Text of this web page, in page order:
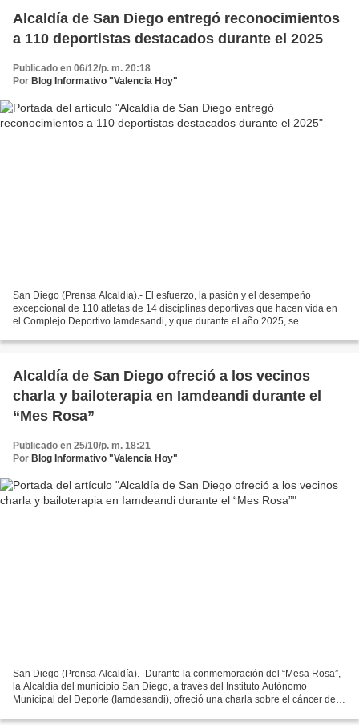
Alcaldía de San Diego entregó reconocimientos
a 110 deportistas destacados durante el 2025
Publicado en 06/12/p. m. 20:18
Por Blog Informativo "Valencia Hoy"
San Diego (Prensa Alcaldía).- El esfuerzo, la pasión y el desempeño
excepcional de 110 atletas de 14 disciplinas deportivas que hacen vida en
el Complejo Deportivo Iamdesandi, y que durante el año 2025, se
Alcaldía de San Diego ofreció a los vecinos
charla y bailoterapia en Iamdeandi durante el
“Mes Rosa”
Publicado en 25/10/p. m. 18:21
Por Blog Informativo "Valencia Hoy"
San Diego (Prensa Alcaldía).- Durante la conmemoración del “Mesa Rosa”,
la Alcaldía del municipio San Diego, a través del Instituto Autónomo
Municipal del Deporte (Iamdesandi), ofreció una charla sobre el cáncer de